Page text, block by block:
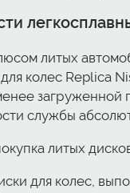
литых
колес Replica
загруженной
службы
литых
для колес,